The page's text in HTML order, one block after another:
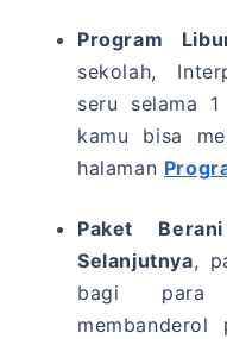
Program
sekolah,
seru selama
kamu bisa
halaman
Paket
Selanjutnya,
bagi para
membanderol